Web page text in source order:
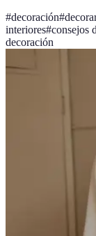
#decoración#
interiores#consejos
decoración